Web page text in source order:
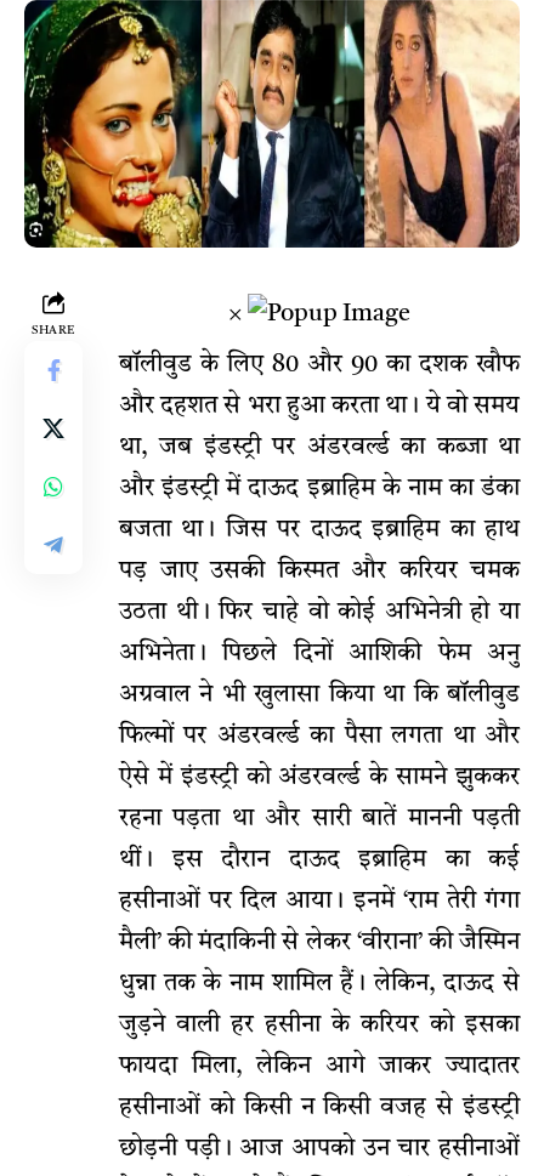
SHARE
×
बॉलीवुड के लिए 80 और 90 का दशक खौफ
और दहशत से भरा हुआ करता था। ये वो समय
था, जब इंडस्ट्री पर अंडरवर्ल्ड का कब्जा था
और इंडस्ट्री में दाऊद इब्राहिम के नाम का डंका
बजता था। जिस पर दाऊद इब्राहिम का हाथ
पड़ जाए उसकी किस्मत और करियर चमक
उठता थी। फिर चाहे वो कोई अभिनेत्री हो या
अभिनेता। पिछले दिनों आशिकी फेम अनु
अग्रवाल ने भी खुलासा किया था कि बॉलीवुड
फिल्मों पर अंडरवर्ल्ड का पैसा लगता था और
ऐसे में इंडस्ट्री को अंडरवर्ल्ड के सामने झुककर
रहना पड़ता था और सारी बातें माननी पड़ती
थीं। इस दौरान दाऊद इब्राहिम का कई
हसीनाओं पर दिल आया। इनमें ‘राम तेरी गंगा
मैली’ की मंदाकिनी से लेकर ‘वीराना’ की जैस्मिन
धुन्ना तक के नाम शामिल हैं। लेकिन, दाऊद से
जुड़ने वाली हर हसीना के करियर को इसका
फायदा मिला, लेकिन आगे जाकर ज्यादातर
हसीनाओं को किसी न किसी वजह से इंडस्ट्री
छोड़नी पड़ी। आज आपको उन चार हसीनाओं